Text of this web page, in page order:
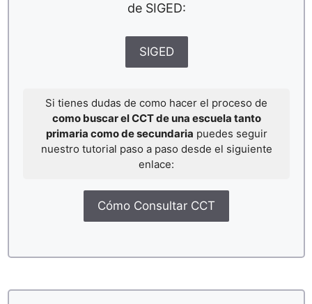
de SIGED:
SIGED
Si tienes dudas de como hacer el proceso de
como buscar el CCT de una escuela tanto
primaria como de secundaria puedes seguir
nuestro tutorial paso a paso desde el siguiente
enlace:
Cómo Consultar CCT